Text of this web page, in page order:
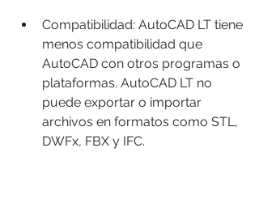
Compatibilidad: AutoCAD LT tiene
menos compatibilidad que
AutoCAD con otros programas o
plataformas. AutoCAD LT no
puede exportar o importar
archivos en formatos como STL,
DWFx, FBX y IFC.